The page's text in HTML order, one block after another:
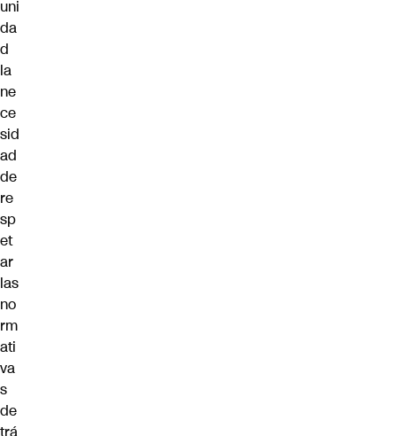
uni
da
d
la
ne
ce
sid
ad
de
re
sp
et
ar
las
no
rm
ati
va
s
de